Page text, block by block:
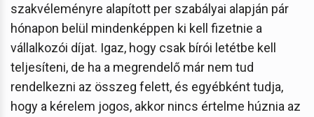
szakvéleményre alapított per szabályai alapján pár
hónapon belül mindenképpen ki kell fizetnie a
vállalkozói díjat. Igaz, hogy csak bírói letétbe kell
teljesíteni, de ha a megrendelő már nem tud
rendelkezni az összeg felett, és egyébként tudja,
hogy a kérelem jogos, akkor nincs értelme húznia az